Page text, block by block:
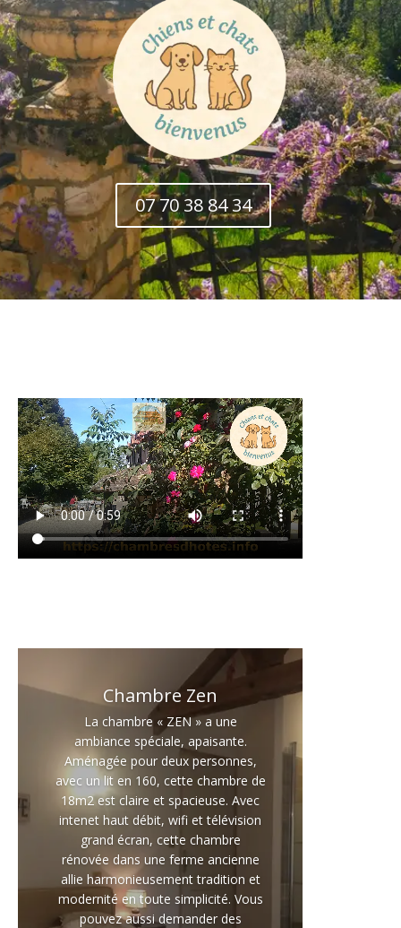
07 70 38 84 34
Chambre Zen
La chambre « ZEN » a une
ambiance spéciale, apaisante.
Aménagée pour deux personnes,
avec un lit en 160, cette chambre de
18m2 est claire et spacieuse. Avec
intenet haut débit, wifi et télévision
grand écran, cette chambre
rénovée dans une ferme ancienne
allie harmonieusement tradition et
modernité en toute simplicité. Vous
pouvez aussi demander des